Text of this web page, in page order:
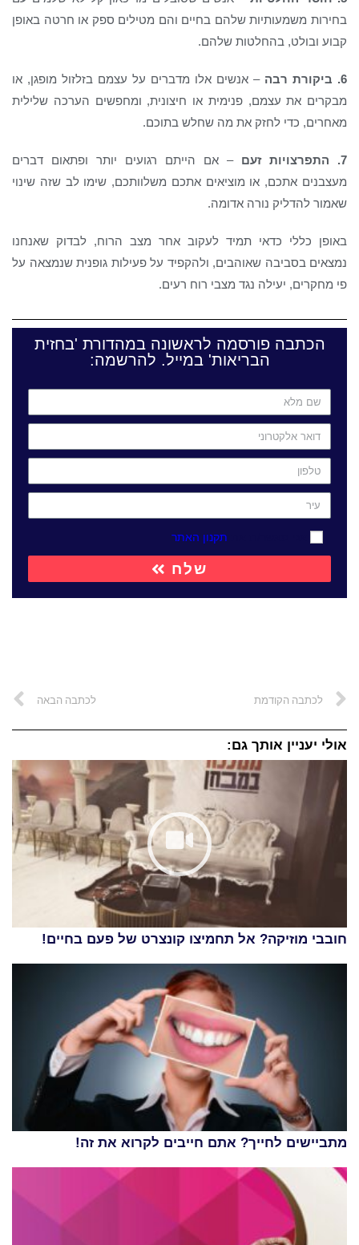
בחירות משמעותיות שלהם בחיים והם מטילים ספק או חרטה באופן
קבוע ובולט, בהחלטות שלהם.
6. ביקורת רבה
– אנשים אלו מדברים על עצמם בזלזול מופגן, או
מבקרים את עצמם, פנימית או חיצונית, ומחפשים הערכה שלילית
מאחרים, כדי לחזק את מה שחלש בתוכם.
7. התפרצויות זעם
– אם הייתם רגועים יותר ופתאום דברים
מעצבנים אתכם, או מוציאים אתכם משלוותכם, שימו לב שזה שינוי
שאמור להדליק נורה אדומה.
באופן כללי כדאי תמיד לעקוב אחר מצב הרוח, לבדוק שאנחנו
נמצאים בסביבה שאוהבים, ולהקפיד על פעילות גופנית שנמצאה על
פי מחקרים, יעילה נגד מצבי רוח רעים.
הכתבה פורסמה לראשונה במהדורת 'בחזית
הבריאות' במייל. להרשמה:
תקנון האתר
שלח
לכתבה הקודמת לכתבה הבאה
אולי יעניין אותך גם:
חובבי מוזיקה? אל תחמיצו קונצרט של פעם בחיים!
מתביישים לחייך? אתם חייבים לקרוא את זה!